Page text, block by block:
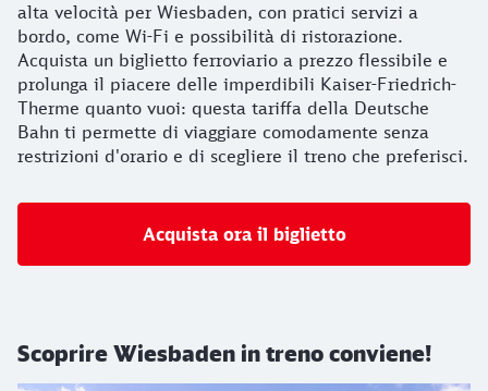
alta velocità per Wiesbaden, con pratici servizi a
bordo, come Wi-Fi e possibilità di ristorazione.
Acquista un biglietto ferroviario a prezzo flessibile e
prolunga il piacere delle imperdibili Kaiser-Friedrich-
Therme quanto vuoi: questa tariffa della Deutsche
Bahn ti permette di viaggiare comodamente senza
restrizioni d'orario e di scegliere il treno che preferisci.
Acquista ora il biglietto
Scoprire Wiesbaden in treno conviene!